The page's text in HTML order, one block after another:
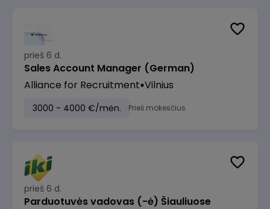
prieš 6 d.
Sales Account Manager (German)
Alliance for Recruitment Vilnius
3000 - 4000 €/mėn. Prieš mokesčius
prieš 6 d.
Parduotuvės vadovas (-ė) Šiauliuose